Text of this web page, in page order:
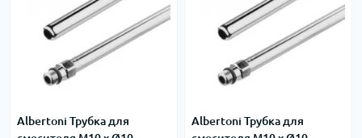
Albertoni Трубка для
Albertoni Трубка для